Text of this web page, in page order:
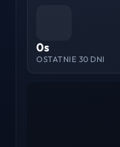
0s
OSTATNIE 30 DNI